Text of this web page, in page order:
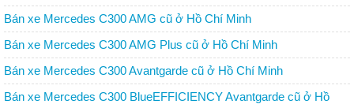
Bán xe Mercedes C300 AMG cũ ở Hồ Chí Minh
Bán xe Mercedes C300 AMG Plus cũ ở Hồ Chí Minh
Bán xe Mercedes C300 Avantgarde cũ ở Hồ Chí Minh
Bán xe Mercedes C300 BlueEFFICIENCY Avantgarde cũ ở Hồ